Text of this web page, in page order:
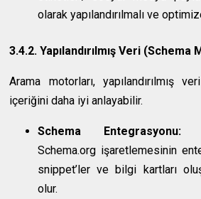
olarak yapılandırılmalı ve
3.4.2. Yapılandırılmış Veri (Schema
Arama motorları, yapılandırılmış
içeriğini daha iyi anlayabilir.
Schema Entegrasyonu:
Schema.org işaretlemesinin
snippet’ler ve bilgi kartları
olur.